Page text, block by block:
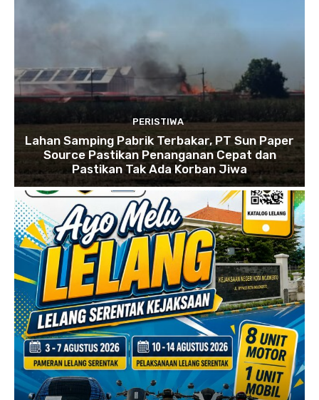
PERISTIWA
Lahan Samping Pabrik Terbakar, PT Sun Paper
Source Pastikan Penanganan Cepat dan
Pastikan Tak Ada Korban Jiwa